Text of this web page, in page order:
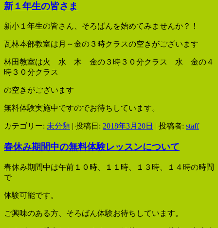
新１年生の皆さま
新小１年生の皆さん、そろばんを始めてみませんか？！
瓦林本部教室は月～金の３時クラスの空きがございます
林田教室は火 水 木 金の３時３０分クラス 水 金の４
時３０分クラス
の空きがございます
無料体験実施中ですのでお待ちしています。
カテゴリー: 未分類 | 投稿日: 2018年3月20日 | 投稿者: staff
春休み期間中の無料体験レッスンについて
春休み期間中は午前１０時、１１時、１３時、１４時の時間
で
体験可能です。
ご興味のある方、そろばん体験お待ちしています。